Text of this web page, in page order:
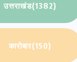
उत्तराखंड(1382)
कारोबार(150)